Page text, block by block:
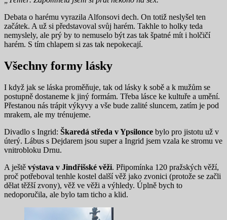
Debata o harému vyrazila Alfonsovi dech. On totiž neslyšel ten
začátek. A už si představoval svůj harém. Takhle to holky teda
nemyslely, ale prý by to nemuselo být zas tak špatné mít i holčičí
harém. S tím chlapem si zas tak nepokecají.
Všechny formy lásky
I když jak se láska proměňuje, tak od lásky k sobě a k mužům se
postupně dostaneme k jiný formám. Třeba lásce ke kultuře a umění.
Přestanou nás trápit výkyvy a vše bude zalité sluncem, zatím je pod
mrakem, ale my trénujeme.
Divadlo s Ingrid: Škaredá středa v Ypsilonce bylo pro jistotu už v
úterý. Lábus s Dejdarem jsou super a Ingrid jsem vzala ke stromu ve
vnitrobloku Drnu.
A ještě výstava v Jindřišské věži. Připomínka 120 pražských věží,
proč potřeboval tenhle kostel další věž jako zvonici (protože se začli
dělat těžší zvony), věž ve věži a výhledy. Úplně bych to
nedoporučila, ale bylo tam ticho a klid.